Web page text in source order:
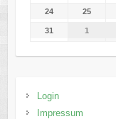
24 25
31 1
Login
Impressum